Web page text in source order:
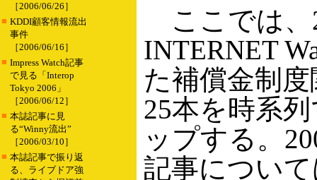
［2006/06/26］
■ KDDI顧客情報流出
事件
［2006/06/16］
■ Impress Watch記事
で見る「Interop
Tokyo 2006」
［2006/06/12］
■ 本誌記事に見
る“Winny流出”
［2006/03/10］
■ 本誌記事で振り返
る、ライブドア強
ここでは、
INTERNET
た補償金制
25本を時系
ップする。
記事につい